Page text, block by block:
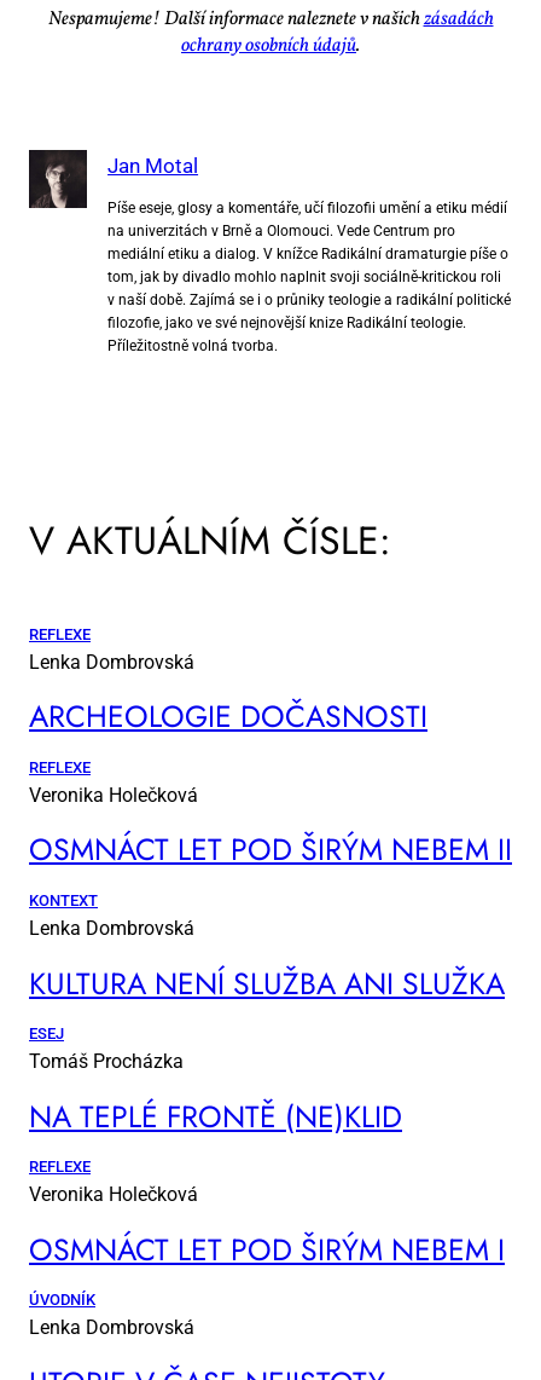
Ne­spa­mu­je­me! Dal­ší in­for­ma­ce na­lez­ne­te v na­šichzá­sa­dách
ochra­ny osob­ních úda­jů.
Jan Motal
Píše eseje, glosy a komentáře, učí filozofii umění a etiku médií
na univerzitách v Brně a Olomouci. Vede Centrum pro
mediální etiku a dialog. V knížce Radikální dramaturgie píše o
tom, jak by divadlo mohlo naplnit svoji sociálně-kritickou roli
v naší době. Zajímá se i o průniky teologie a radikální politické
filozofie, jako ve své nejnovější knize Radikální teologie.
Příležitostně volná tvorba.
V AKTUÁLNÍM ČÍSLE:
REFLEXE
Lenka Dombrovská
AR­CHE­O­LO­GIE DO­ČAS­NOS­TI
REFLEXE
Veronika Holečková
OSM­NÁCT LET POD ŠI­RÝM NE­BEM II
KONTEXT
Lenka Dombrovská
KUL­TU­RA NE­NÍ SLUŽ­BA ANI SLUŽ­KA
ESEJ
Tomáš Procházka
NA TEP­LÉ FRON­TĚ (NE)KLID
REFLEXE
Veronika Holečková
OSM­NÁCT LET POD ŠI­RÝM NE­BEM I
ÚVODNÍK
Lenka Dombrovská